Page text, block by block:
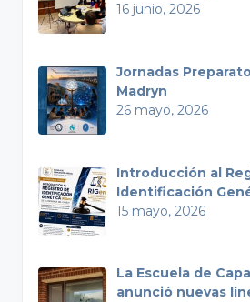
16 junio, 2026
Jornadas
Madryn
26 mayo, 2026
Introducción al
Identificación
15 mayo, 2026
La Escuela de
anunció nuevas